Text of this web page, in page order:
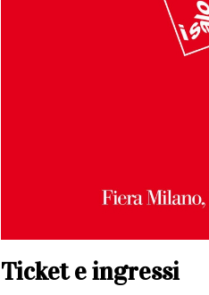
Ticket e ingressi